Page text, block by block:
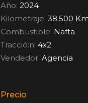
Año: 2024
Kilometraje: 38.500
Combustible: Nafta
Tracció:n: 4x2
Vendedor: Agencia
Precio